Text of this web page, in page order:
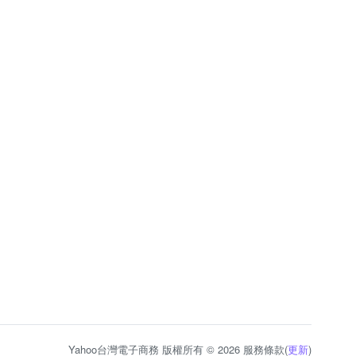
Yahoo台灣電子商務 版權所有 © 2026 服務條款(更新)